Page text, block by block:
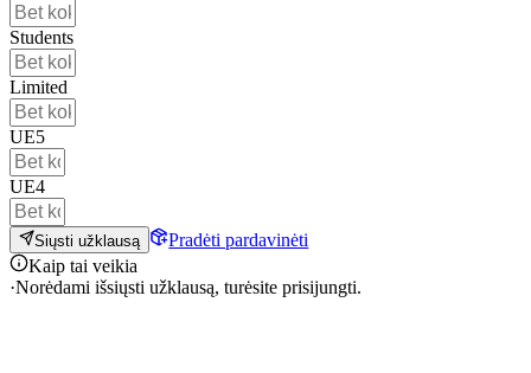
Students
Limited
UE5
UE4
Siųsti užklausą
Pradėti pardavinėti
Kaip tai veikia
·Norėdami išsiųsti užklausą, turėsite prisijungti.